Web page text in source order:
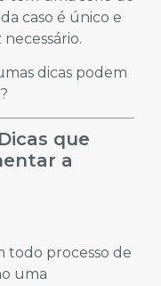
caso é único e
dicas podem
que
a
todo processo de
uma